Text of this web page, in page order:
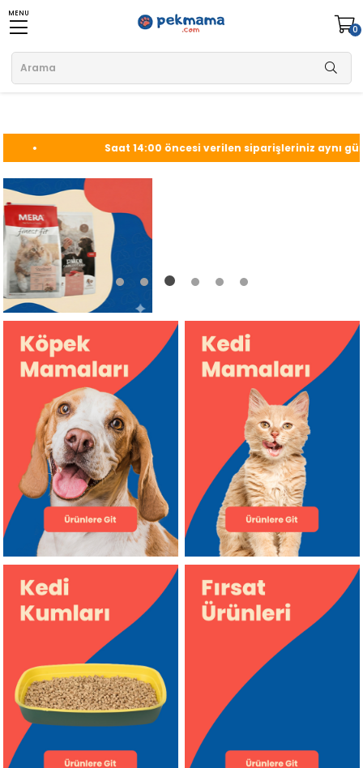
MENU
0
Saat 14:00 öncesi verilen siparişleriniz aynı gün kargoda!